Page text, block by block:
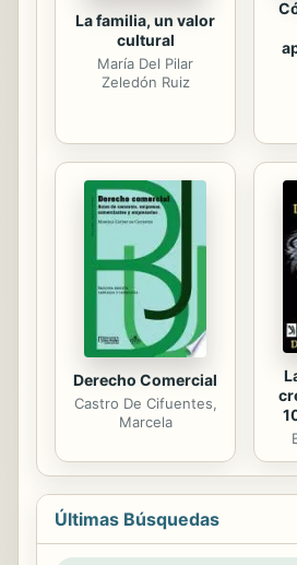
La familia, un valor
cultural
María Del Pilar
Zeledón Ruiz
Derecho Comercial
Castro De Cifuentes,
Marcela
Últimas Búsquedas